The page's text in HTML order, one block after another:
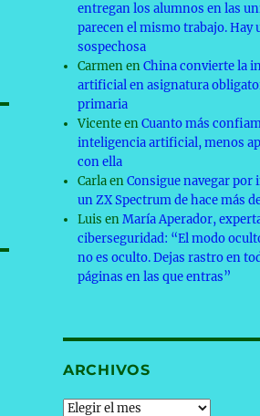
entregan los alumnos en las
parecen el mismo trabajo. Hay
sospechosa
CarmenenChina convierte la
artificial en asignatura
primaria
VicenteenCuanto más
inteligencia artificial, menos
con ella
CarlaenConsigue navegar por
un ZX Spectrum de hace más
Luis enMaría Aperador,
ciberseguridad: “El modo
no es oculto. Dejas rastro en
páginas en las que entras”
ARCHIVOS
Archivos